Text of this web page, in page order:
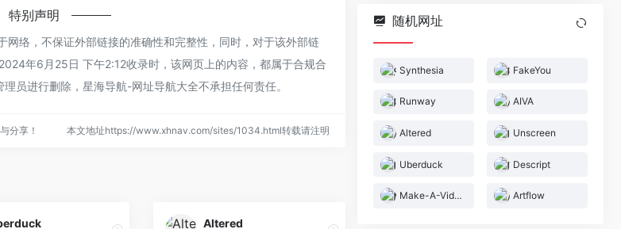
特别声明
络，不保证外部链接的准确性和完整性，同时，对于该外部链
年6月25日 下午2:12收录时，该网页上的内容，都属于合规合
员进行删除，星海导航-网址导航大全不承担任何责任。
分享！ 本文地址https://www.xhnav.com/sites/1034.html转载请注明
Altered
随机网址
Synthesia FakeYou
Runway AIVA
Altered Unscreen
Uberduck Descript
Make-A-Video Artflow